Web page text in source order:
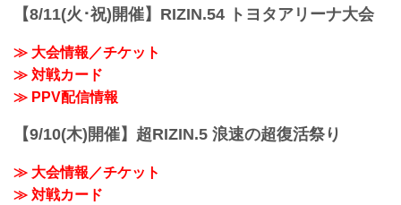
【8/11(火･祝)開催】RIZIN.54 トヨタアリーナ大会
≫ 大会情報／チケット
≫ 対戦カード
≫ PPV配信情報
【9/10(木)開催】超RIZIN.5 浪速の超復活祭り
≫ 大会情報／チケット
≫ 対戦カード